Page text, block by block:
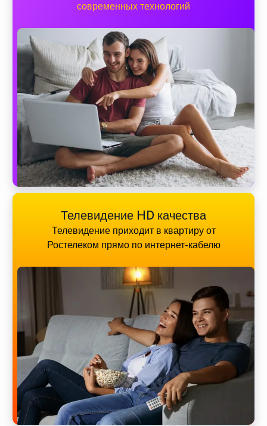
современных технологий
Телевидение HD качества
Телевидение приходит в квартиру от
Ростелеком прямо по интернет-кабелю